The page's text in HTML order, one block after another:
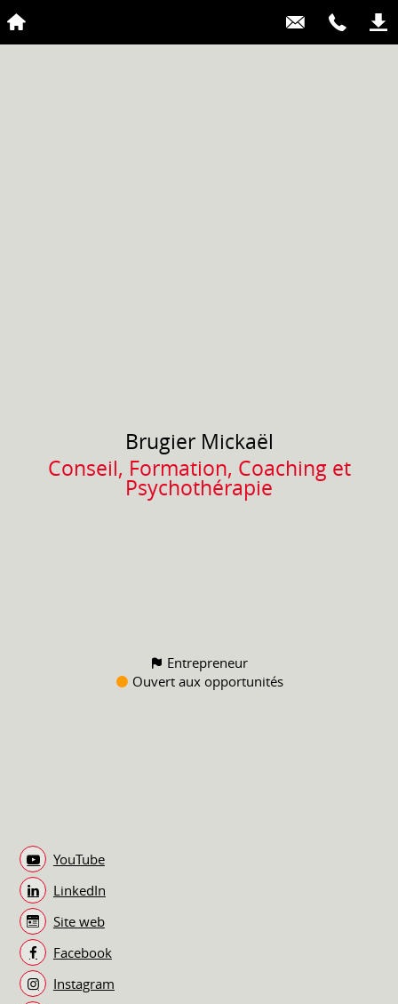
Brugier Mickaël
Conseil, Formation, Coaching et
Psychothérapie
Entrepreneur
Ouvert aux opportunités
YouTube
LinkedIn
Site web
Facebook
Instagram